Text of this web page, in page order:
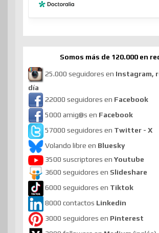
Somos más de 120.000 en
25.000 seguidores en Instagram,
día
22000 seguidores en Facebook
5000 amig@s en Facebook
57000 seguidores en Twitter - X
Volando libre en Bluesky
3500 suscriptores en Youtube
3600 seguidores en Slideshare
6000 seguidores en Tiktok
8000 contactos Linkedin
3000 seguidores en Pinterest